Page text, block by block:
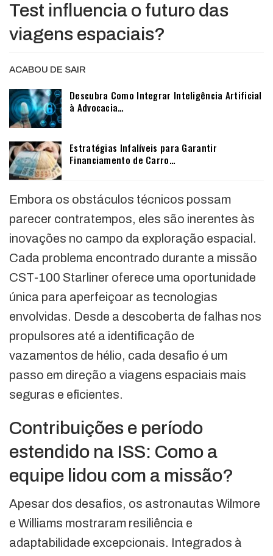
Test influencia o futuro das
viagens espaciais?
ACABOU DE SAIR
Descubra Como Integrar Inteligência Artificial
à Advocacia…
Estratégias Infalíveis para Garantir
Financiamento de Carro…
Embora os obstáculos técnicos possam
parecer contratempos, eles são inerentes às
inovações no campo da exploração espacial.
Cada problema encontrado durante a missão
CST-100 Starliner oferece uma oportunidade
única para aperfeiçoar as tecnologias
envolvidas. Desde a descoberta de falhas nos
propulsores até a identificação de
vazamentos de hélio, cada desafio é um
passo em direção a viagens espaciais mais
seguras e eficientes.
Contribuições e período
estendido na ISS: Como a
equipe lidou com a missão?
Apesar dos desafios, os astronautas Wilmore
e Williams mostraram resiliência e
adaptabilidade excepcionais. Integrados à